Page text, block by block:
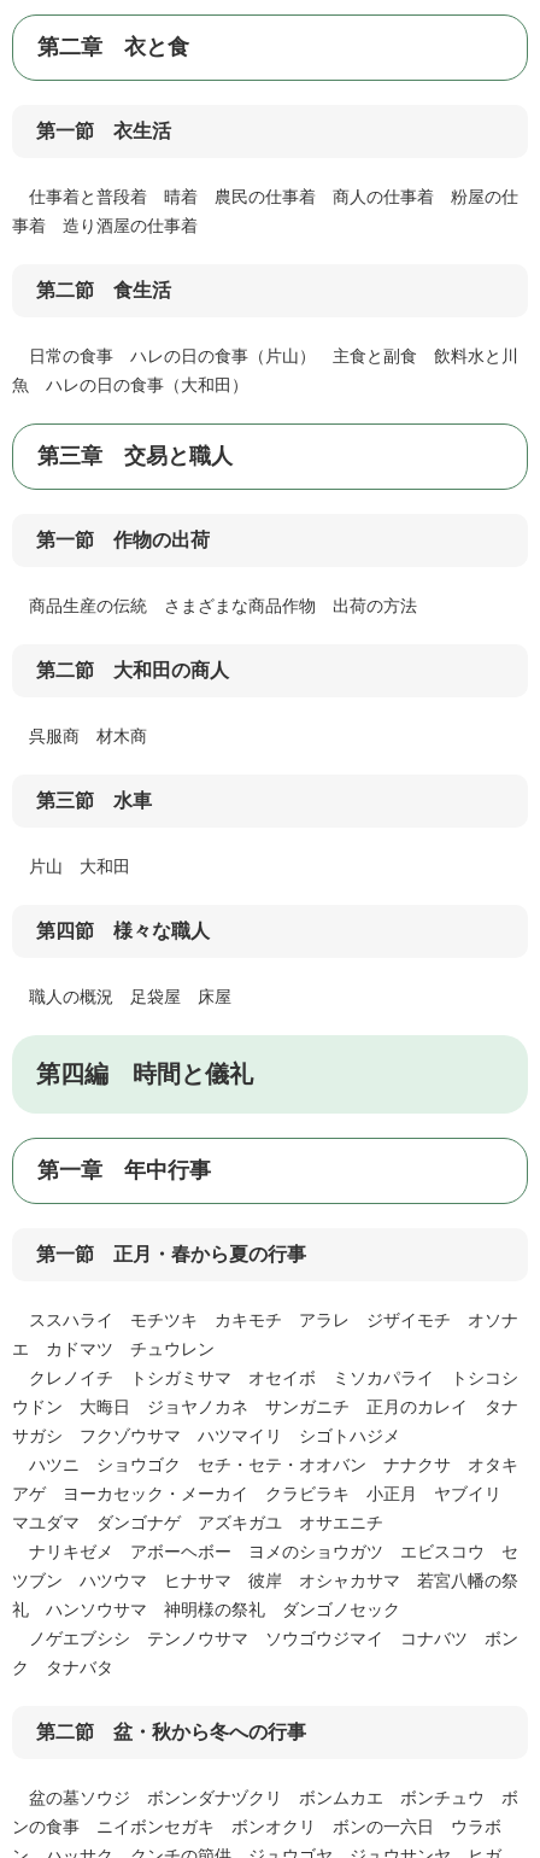
第二章 衣と食
第一節 衣生活
仕事着と普段着 晴着 農民の仕事着 商人の仕事着 粉屋の仕
事着 造り酒屋の仕事着
第二節 食生活
日常の食事 ハレの日の食事（片山） 主食と副食 飲料水と川
魚 ハレの日の食事（大和田）
第三章 交易と職人
第一節 作物の出荷
商品生産の伝統 さまざまな商品作物 出荷の方法
第二節 大和田の商人
呉服商 材木商
第三節 水車
片山 大和田
第四節 様々な職人
職人の概況 足袋屋 床屋
第四編 時間と儀礼
第一章 年中行事
第一節 正月・春から夏の行事
ススハライ モチツキ カキモチ アラレ ジザイモチ オソナ
エ カドマツ チュウレン
クレノイチ トシガミサマ オセイボ ミソカパライ トシコシ
ウドン 大晦日 ジョヤノカネ サンガニチ 正月のカレイ タナ
サガシ フクゾウサマ ハツマイリ シゴトハジメ
ハツニ ショウゴク セチ・セテ・オオバン ナナクサ オタキ
アゲ ヨーカセック・メーカイ クラビラキ 小正月 ヤブイリ
マユダマ ダンゴナゲ アズキガユ オサエニチ
ナリキゼメ アボーヘボー ヨメのショウガツ エビスコウ セ
ツブン ハツウマ ヒナサマ 彼岸 オシャカサマ 若宮八幡の祭
礼 ハンソウサマ 神明様の祭礼 ダンゴノセック
ノゲエブシシ テンノウサマ ソウゴウジマイ コナバツ ボン
ク タナバタ
第二節 盆・秋から冬への行事
盆の墓ソウジ ボンンダナヅクリ ボンムカエ ボンチュウ ボ
ンの食事 ニイボンセガキ ボンオクリ ボンの一六日 ウラボ